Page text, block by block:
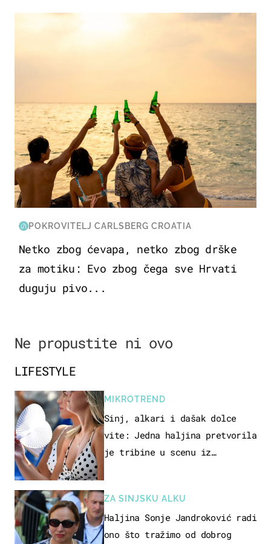
POKROVITELJ CARLSBERG CROATIA
Netko zbog ćevapa, netko zbog drške
za motiku: Evo zbog čega sve Hrvati
duguju pivo...
Ne propustite ni ovo
LIFESTYLE
MIKROTREND
Sinj, alkari i dašak dolce
vite: Jedna haljina pretvorila
je tribine u scenu iz
ZA SINJSKU ALKU
Haljina Sonje Jandroković radi
ono što tražimo od dobrog